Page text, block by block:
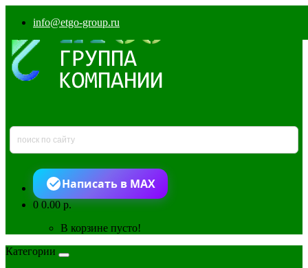
info@etgo-group.ru
Написать в MAX
00.00 р.
В корзине пусто!
Категории